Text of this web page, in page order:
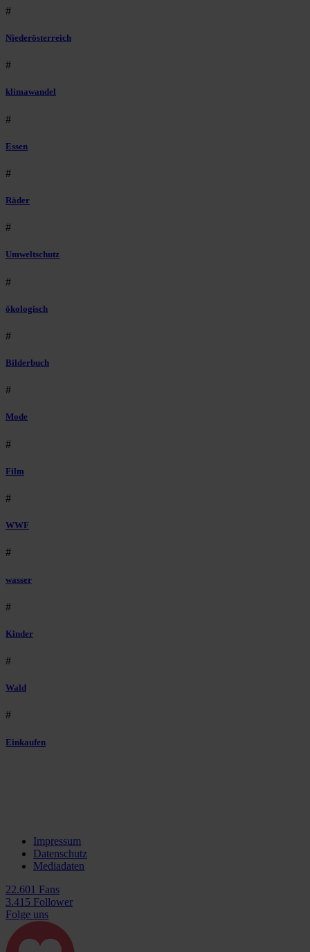
#
Niederösterreich
#
klimawandel
#
Essen
#
Räder
#
Umweltschutz
#
ökologisch
#
Bilderbuch
#
Mode
#
Film
#
WWF
#
wasser
#
Kinder
#
Wald
#
Einkaufen
Impressum
Datenschutz
Mediadaten
22.601 Fans
3.415 Follower
Folge uns